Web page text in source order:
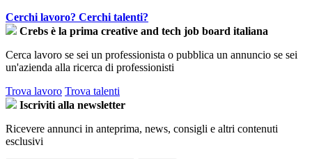
Cerchi lavoro? Cerchi talenti?
Crebs è la prima creative and tech job board italiana
Cerca lavoro se sei un professionista o pubblica un annuncio se sei
un'azienda alla ricerca di professionisti
Trova lavoro Trova talenti
Iscriviti alla newsletter
Ricevere annunci in anteprima, news, consigli e altri contenuti
esclusivi